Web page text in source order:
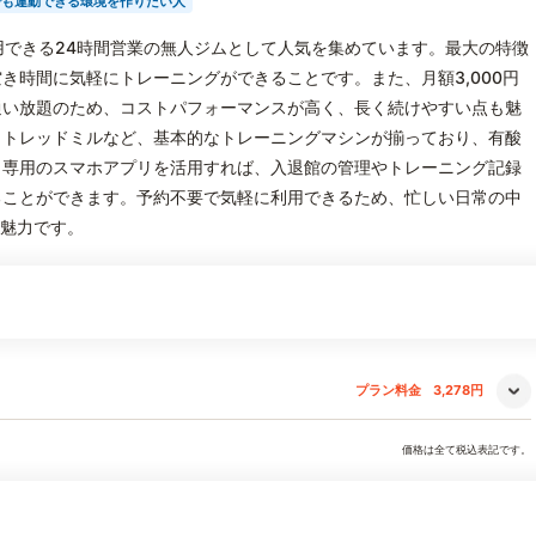
きる24時間営業の無人ジムとして人気を集めています。最大の特徴
時間に気軽にトレーニングができることです。また、月額3,000円
放題のため、コストパフォーマンスが高く、長く続けやすい点も魅
レッドミルなど、基本的なトレーニングマシンが揃っており、有酸
用のスマホアプリを活用すれば、入退館の管理やトレーニング記録
とができます。予約不要で気軽に利用できるため、忙しい日常の中
力です。
プラン料金 3,278円
価格は全て税込表記です。